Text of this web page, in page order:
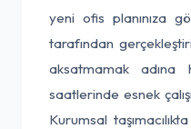
yeni ofis planınıza
tarafından
aksatmamak
saatlerinde esnek
Kurumsal